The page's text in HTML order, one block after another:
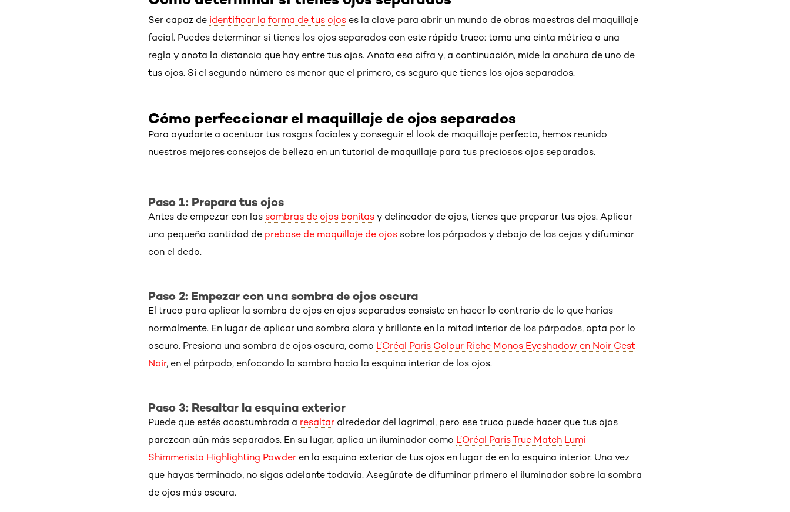
Ser capaz de identificar la forma de tus ojos es la clave para abrir un mundo de obras maestras del maquillaje
facial. Puedes determinar si tienes los ojos separados con este rápido truco: toma una cinta métrica o una
regla y anota la distancia que hay entre tus ojos. Anota esa cifra y, a continuación, mide la anchura de uno de
tus ojos. Si el segundo número es menor que el primero, es seguro que tienes los ojos separados.
Cómo perfeccionar el maquillaje de ojos separados
Para ayudarte a acentuar tus rasgos faciales y conseguir el look de maquillaje perfecto, hemos reunido
nuestros mejores consejos de belleza en un tutorial de maquillaje para tus preciosos ojos separados.
Paso 1: Prepara tus ojos
Antes de empezar con las sombras de ojos bonitas y delineador de ojos, tienes que preparar tus ojos. Aplicar
una pequeña cantidad de prebase de maquillaje de ojos sobre los párpados y debajo de las cejas y difuminar
con el dedo.
Paso 2: Empezar con una sombra de ojos oscura
El truco para aplicar la sombra de ojos en ojos separados consiste en hacer lo contrario de lo que harías
normalmente. En lugar de aplicar una sombra clara y brillante en la mitad interior de los párpados, opta por lo
oscuro. Presiona una sombra de ojos oscura, como L’Oréal Paris Colour Riche Monos Eyeshadow en Noir Cest
Noir, en el párpado, enfocando la sombra hacia la esquina interior de los ojos.
Paso 3: Resaltar la esquina exterior
Puede que estés acostumbrada a resaltar alrededor del lagrimal, pero ese truco puede hacer que tus ojos
parezcan aún más separados. En su lugar, aplica un iluminador como L’Oréal Paris True Match Lumi
Shimmerista Highlighting Powder en la esquina exterior de tus ojos en lugar de en la esquina interior. Una vez
que hayas terminado, no sigas adelante todavía. Asegúrate de difuminar primero el iluminador sobre la sombra
de ojos más oscura.